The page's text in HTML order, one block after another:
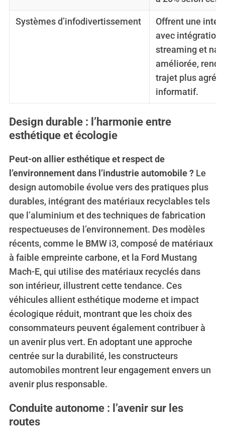
Systèmes d’infodivertissement
Offrent une
avec intégration
streaming et
améliorée,
trajet plus
informatif.
Design durable : l’harmonie entre
esthétique et écologie
Peut-on allier esthétique et respect de
l’environnement dans l’industrie automobile ?Le
design automobile évolue vers des pratiques plus
durables, intégrant des matériaux recyclables tels
que l’aluminium et des techniques de fabrication
respectueuses de l’environnement. Des modèles
récents, comme le BMW i3, composé de matériaux
à faible empreinte carbone, et la Ford Mustang
Mach-E, qui utilise des matériaux recyclés dans
son intérieur, illustrent cette tendance. Ces
véhicules allient esthétique moderne et impact
écologique réduit, montrant que les choix des
consommateurs peuvent également contribuer à
un avenir plus vert. En adoptant une approche
centrée sur la durabilité, les constructeurs
automobiles montrent leur engagement envers un
avenir plus responsable.
Conduite autonome : l’avenir sur les
routes